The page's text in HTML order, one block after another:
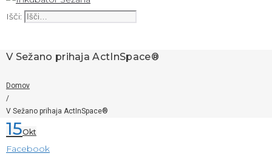
Išči:
V Sežano prihaja ActInSpace®
Domov
/
V Sežano prihaja ActInSpace®
15Okt
Facebook